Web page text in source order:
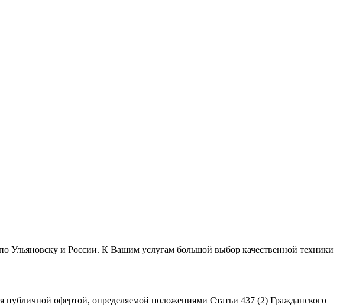
Ульяновску и России. К Вашим услугам большой выбор качественной техники
офертой, определяемой положениями Статьи 437 (2) Гражданского